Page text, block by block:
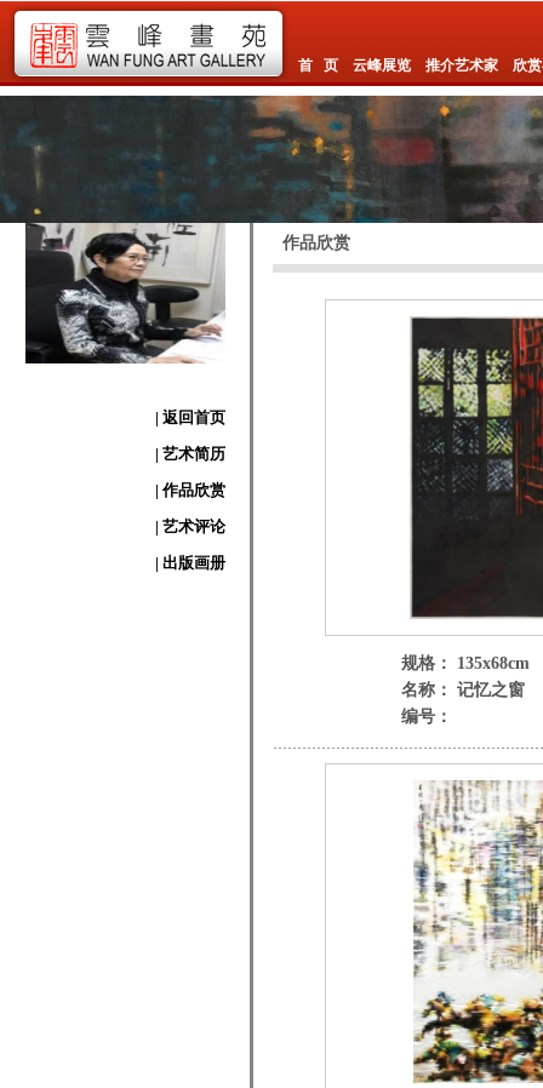
首 页 云峰展览 推介艺术家 欣
| 返回首页
| 艺术简历
| 作品欣赏
| 艺术评论
| 出版画册
作品欣赏
规格： 135x68cm
名称： 记忆之窗
编号：